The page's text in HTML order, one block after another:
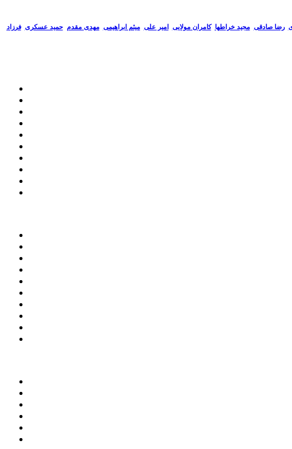
رضا صادقی مجید خراطها کامران مولایی امیر علی میثم ابراهیمی مهدی مقدم حمید عسکری فرزاد